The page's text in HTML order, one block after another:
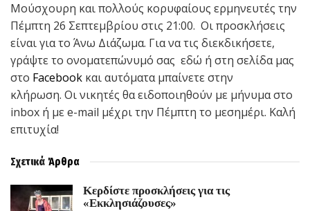
Μούσχουρη και πολλούς κορυφαίους ερμηνευτές την
Πέμπτη 26 Σεπτεμβρίου στις 21:00. Οι προσκλήσεις
είναι για το Άνω Διάζωμα. Για να τις διεκδικήσετε,
γράψτε το ονοματεπώνυμό σας εδώ ή στη σελίδα μας
στο Facebook και αυτόματα μπαίνετε στην
κλήρωση. Οι νικητές θα ειδοποιηθούν με μήνυμα στο
inbox ή με e-mail μέχρι την Πέμπτη το μεσημέρι. Καλή
επιτυχία!
Σχετικά Άρθρα
Kερδίστε προσκλήσεις για τις
«Εκκλησιάζουσες»